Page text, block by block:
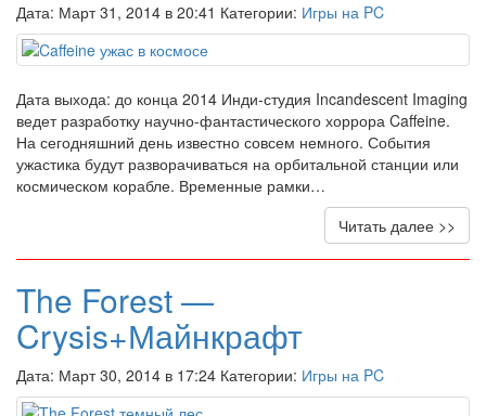
Дата: Март 31, 2014 в 20:41 Категории: Игры на PC
Дата выхода: до конца 2014 Инди-студия Incandescent Imaging
ведет разработку научно-фантастического хоррора Caffeine.
На сегодняшний день известно совсем немного. События
ужастика будут разворачиваться на орбитальной станции или
космическом корабле. Временные рамки…
Читать далее >>
The Forest —
Crysis+Майнкрафт
Дата: Март 30, 2014 в 17:24 Категории: Игры на PC